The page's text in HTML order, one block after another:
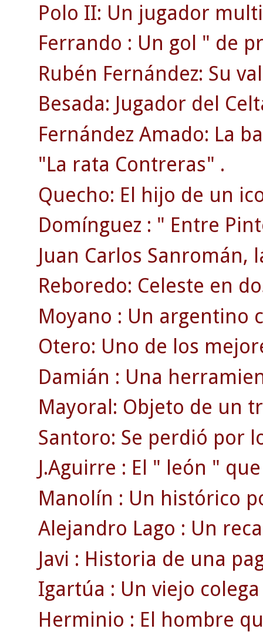
Polo II: Un jugador
Ferrando : Un gol " de
Rubén Fernández: Su
Besada: Jugador del
Fernández Amado: La
"La rata Contreras" .
Quecho: El hijo de un
Domínguez : " Entre
Juan Carlos Sanromán,
Reboredo: Celeste en
Moyano : Un argentino
Otero: Uno de los
Damián : Una
Mayoral: Objeto de un
Santoro: Se perdió por
J.Aguirre : El " león "
Manolín : Un histórico
Alejandro Lago : Un
Javi : Historia de una
Igartúa : Un viejo
Herminio : El hombre